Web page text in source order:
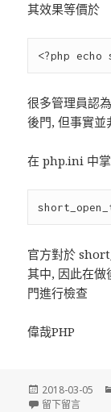
其效果等價於
很多管理員認
後門, 但事實並
在 php.ini 中
官方對於
其中, 因此在做
門進行檢查
偉哉PHP
發
佈
2018-03-05
留下留言